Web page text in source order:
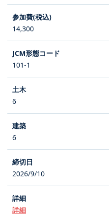
14,300
101-1
6
6
2026/9/10
詳細